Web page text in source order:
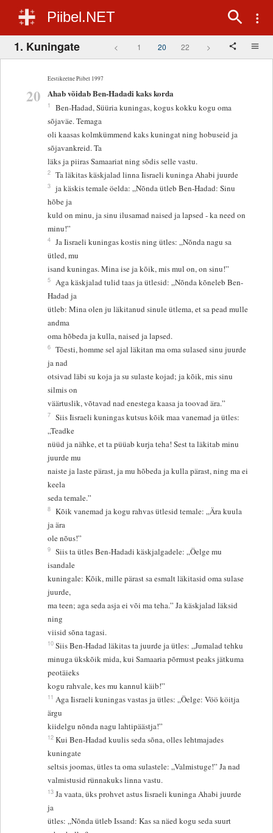
Piibel.NET
1. Kuningate < 1 20 22 >
Eestikeelne Piibel 1997
20 Ahab võidab Ben-Hadadi kaks korda
1
Ben-Hadad, Süüria kuningas, kogus kokku kogu oma
sõjaväe. Temaga
oli kaasas kolmkümmend kaks kuningat ning hobuseid ja
sõjavankreid. Ta
läks ja piiras Samaariat ning sõdis selle vastu.
2 Ta läkitas käskjalad linna Iisraeli kuninga Ahabi juurde
3 ja käskis temale öelda: „Nõnda ütleb Ben-Hadad: Sinu
hõbe ja
kuld on minu, ja sinu ilusamad naised ja lapsed - ka need on
minu!”
4 Ja Iisraeli kuningas kostis ning ütles: „Nõnda nagu sa
ütled, mu
isand kuningas. Mina ise ja kõik, mis mul on, on sinu!”
5 Aga käskjalad tulid taas ja ütlesid: „Nõnda kõneleb Ben-
Hadad ja
ütleb: Mina olen ju läkitanud sinule ütlema, et sa pead mulle
andma
oma hõbeda ja kulla, naised ja lapsed.
6 Tõesti, homme sel ajal läkitan ma oma sulased sinu juurde
ja nad
otsivad läbi su koja ja su sulaste kojad; ja kõik, mis sinu
silmis on
väärtuslik, võtavad nad enestega kaasa ja toovad ära.”
7 Siis Iisraeli kuningas kutsus kõik maa vanemad ja ütles:
„Teadke
nüüd ja nähke, et ta püüab kurja teha! Sest ta läkitab minu
juurde mu
naiste ja laste pärast, ja mu hõbeda ja kulla pärast, ning ma ei
keela
seda temale.”
8 Kõik vanemad ja kogu rahvas ütlesid temale: „Ära kuula
ja ära
ole nõus!”
9 Siis ta ütles Ben-Hadadi käskjalgadele: „Öelge mu
isandale
kuningale: Kõik, mille pärast sa esmalt läkitasid oma sulase
juurde,
ma teen; aga seda asja ei või ma teha.” Ja käskjalad läksid
ning
viisid sõna tagasi.
10 Siis Ben-Hadad läkitas ta juurde ja ütles: „Jumalad tehku
minuga ükskõik mida, kui Samaaria põrmust peaks jätkuma
peotäieks
kogu rahvale, kes mu kannul käib!”
11 Aga Iisraeli kuningas vastas ja ütles: „Öelge: Vöö köitja
ärgu
kiidelgu nõnda nagu lahtipäästja!”
12 Kui Ben-Hadad kuulis seda sõna, olles lehtmajades
kuningate
seltsis joomas, ütles ta oma sulastele: „Valmistuge!” Ja nad
valmistusid rünnakuks linna vastu.
13 Ja vaata, üks prohvet astus Iisraeli kuninga Ahabi juurde
ja
ütles: „Nõnda ütleb Issand: Kas sa näed kogu seda suurt